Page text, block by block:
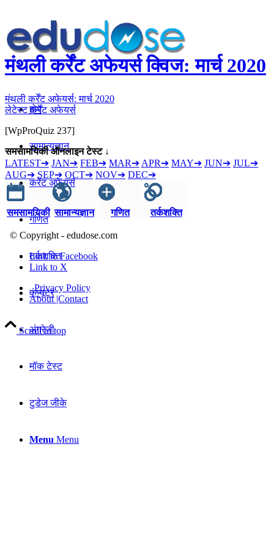
होम
सामान्यज्ञान
करेंट अफेयर्स
गणित
तर्कशक्ति
कंप्यूटर
अंग्रेजी
मॉक टेस्ट
टुडेज जीके
Menu Menu
मंथली कर्रेंट अफेयर्स क्विज: मार्च 2020
मंथली कर्रेंट अफेयर्स: मार्च 2020
लेटेस्ट कर्रेंट अफेयर्स
[WpProQuiz 237]
समसामयिकी ऑनलाइन टेस्ट ↓
LATEST➔ JAN➔ FEB➔ MAR➔ APR➔ MAY➔ JUN➔ JUL➔
AUG➔ SEP➔ OCT➔ NOV➔ DEC➔
समसामयिकी सामान्यज्ञान गणित तर्कशक्ति
© Copyright - edudose.com
Link to Facebook
Link to X
Privacy Policy
About |Contact
Scroll to top